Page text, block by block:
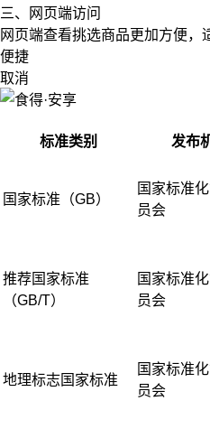
三、网页端访问
网页端查看挑选商品更加方便，
便捷
取消
标准类别 发布
国家标准（GB）
国家标准
员会
推荐国家标准
（GB/T）
国家标准
员会
地理标志国家标准
国家标准
员会